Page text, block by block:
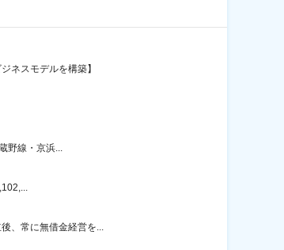
ネスモデルを構築】
野線・京浜...
、常に無借金経営を...